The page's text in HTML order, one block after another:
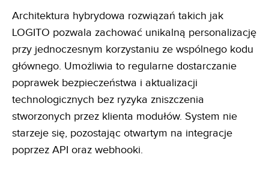
Architektura hybrydowa rozwiązań takich jak
LOGITO pozwala zachować unikalną personalizację
przy jednoczesnym korzystaniu ze wspólnego kodu
głównego. Umożliwia to regularne dostarczanie
poprawek bezpieczeństwa i aktualizacji
technologicznych bez ryzyka zniszczenia
stworzonych przez klienta modułów. System nie
starzeje się, pozostając otwartym na integracje
poprzez API oraz webhooki.